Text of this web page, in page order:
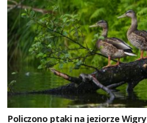
Policzono ptaki na jeziorze Wigry